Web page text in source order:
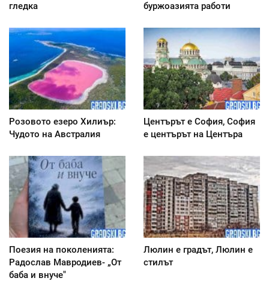
гледка
буржоазията работи
Розовото езеро Хилиър:
Чудото на Австралия
Центърът е София, София
е центърът на Центъра
Поезия на поколенията:
Радослав Мавродиев- „От
баба и внуче"
Люлин е градът, Люлин е
стилът